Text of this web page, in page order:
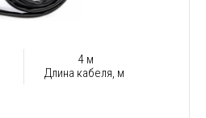
4 м
Длина кабеля, м